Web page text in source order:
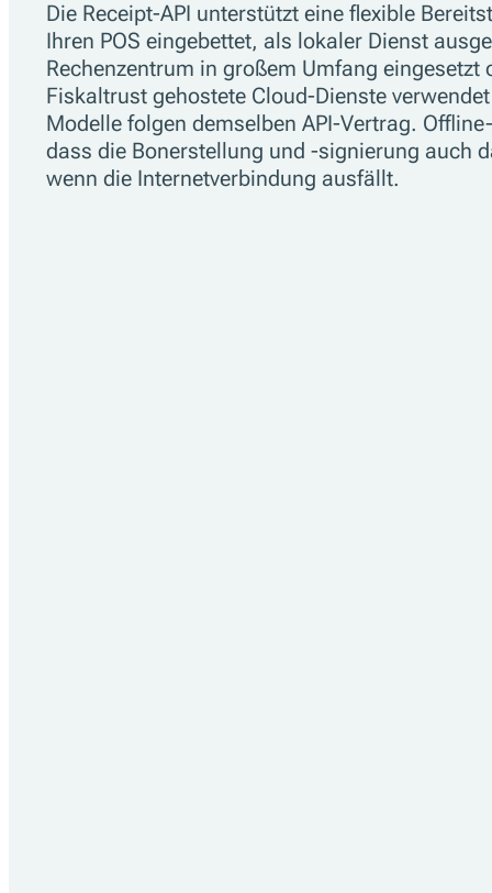
Die Receipt-API unterstützt eine flexible
Ihren POS eingebettet, als lokaler Dienst
Rechenzentrum in großem Umfang eingesetzt
Fiskaltrust gehostete Cloud-Dienste
Modelle folgen demselben API-Vertrag.
dass die Bonerstellung und -signierung auch
wenn die Internetverbindung ausfällt.